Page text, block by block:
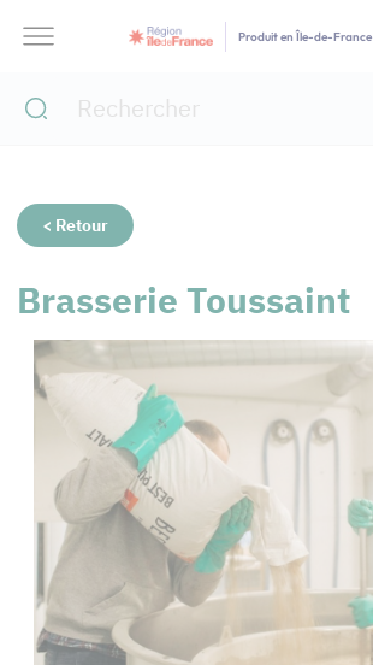
Produit en Île-de-France
< Retour
Brasserie Toussaint